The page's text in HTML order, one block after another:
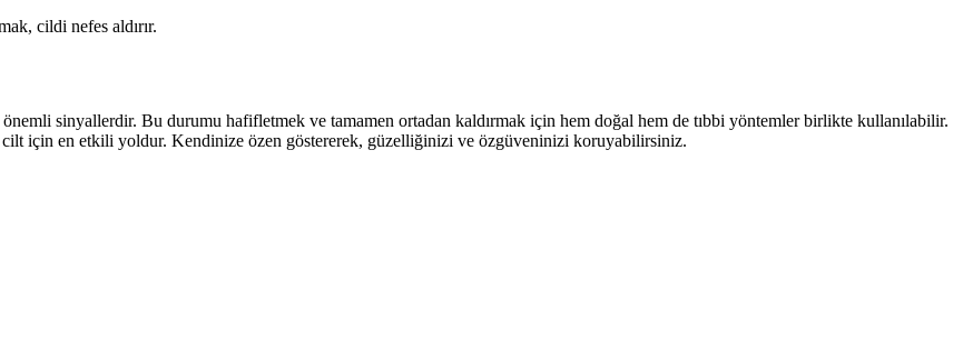
cildi nefes aldırır.
sinyallerdir. Bu durumu hafifletmek ve tamamen ortadan kaldırmak için hem doğal hem de tıbbi yöntemler birlikte kullanılabilir.
cilt için en etkili yoldur. Kendinize özen göstererek, güzelliğinizi ve özgüveninizi koruyabilirsiniz.